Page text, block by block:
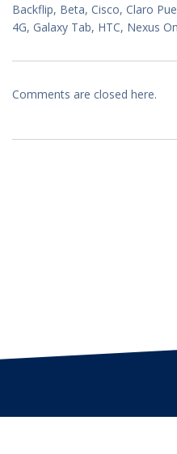
Backflip, Beta, Cisco, Claro
4G, Galaxy Tab, HTC, Nexus
Comments are closed here.